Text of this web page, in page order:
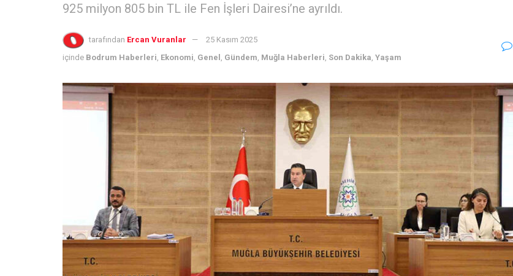
925 milyon 805 bin TL ile Fen İşleri Dairesi’ne ayrıldı.
tarafından Ercan Vuranlar
25 Kasım 2025
içinde Bodrum Haberleri Ekonomi Genel Gündem Muğla Haberleri Son Dakika Yaşam